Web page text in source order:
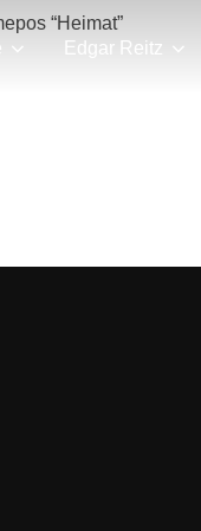
Edgar Reitz
“Heimat”